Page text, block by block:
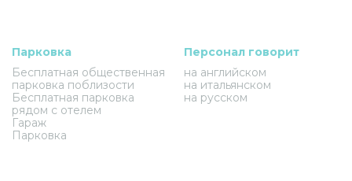
Парковка
Бесплатная общественная
парковка поблизости
Бесплатная парковка
рядом с отелем
Гараж
Парковка
Персонал говорит
на английском
на итальянском
на русском